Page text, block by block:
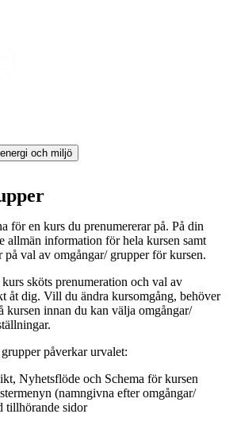
och miljö
för en kurs du prenumererar på. På din
allmän information för hela kursen samt
på val av omgångar/ grupper för kursen.
sköts prenumeration och val av
åt dig. Vill du ändra kursomgång, behöver
kursen innan du kan välja omgångar/
påverkar urvalet:
Nyhetsflöde och Schema för kursen
(namngivna efter omgångar/
tillhörande sidor